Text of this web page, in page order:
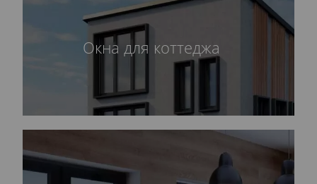
Окна для коттеджа